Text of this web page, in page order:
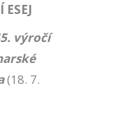
výročí
(18. 7.